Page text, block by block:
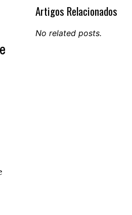
Artigos Relacionados
No related posts.